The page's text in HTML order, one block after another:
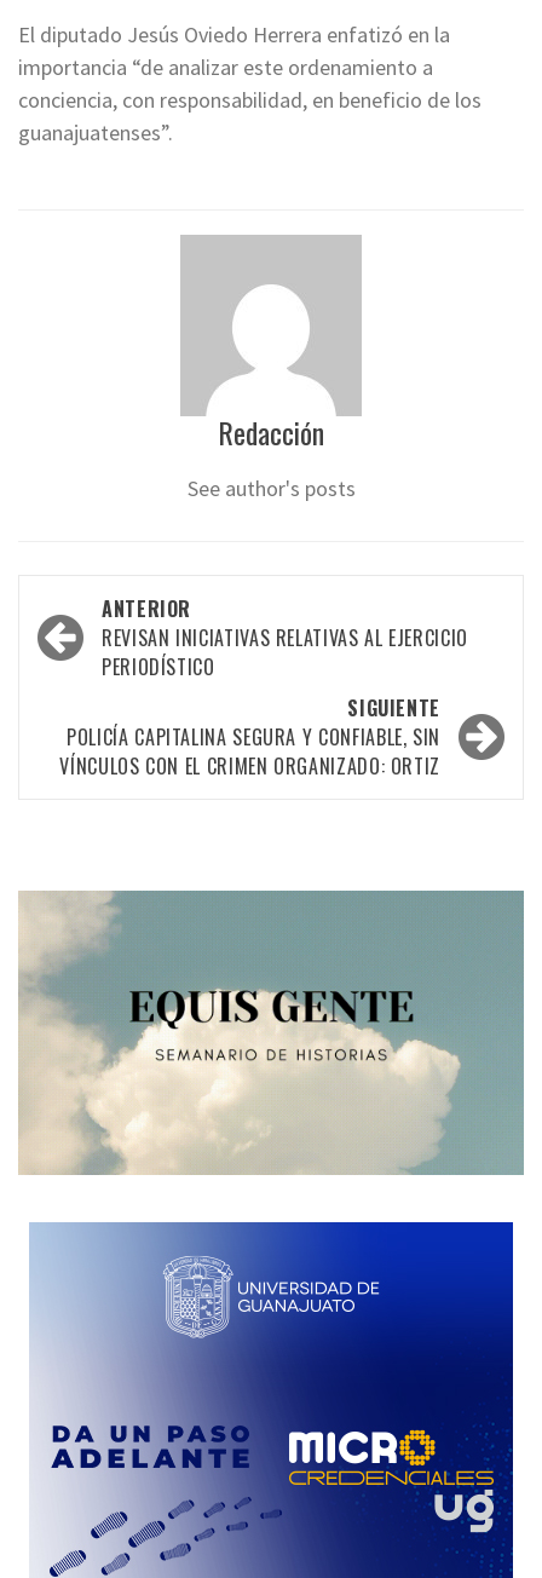
El diputado Jesús Oviedo Herrera enfatizó en la
importancia “de analizar este ordenamiento a
conciencia, con responsabilidad, en beneficio de los
guanajuatenses”.
Redacción
See author's posts
Navegación
por
entradas
ANTERIOR
REVISAN INICIATIVAS RELATIVAS AL EJERCICIO
PERIODÍSTICO
SIGUIENTE
POLICÍA CAPITALINA SEGURA Y CONFIABLE, SIN
VÍNCULOS CON EL CRIMEN ORGANIZADO: ORTIZ